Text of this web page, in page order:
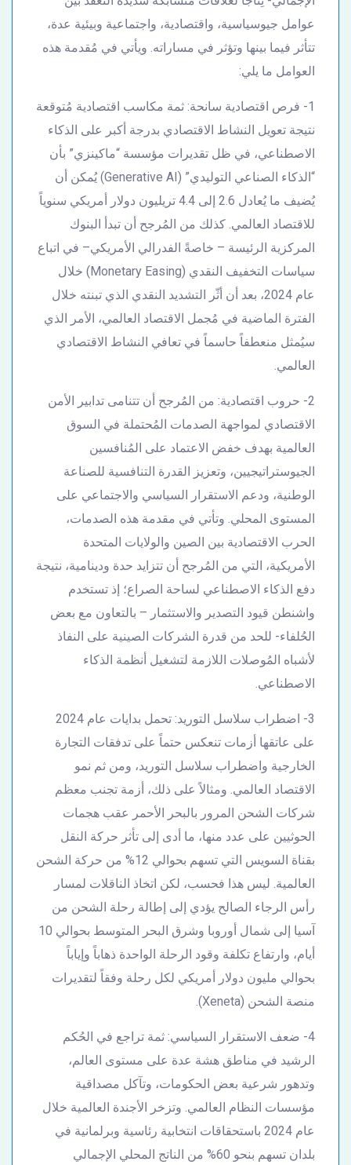
عوامل جيوسياسية، واقتصادية، واجتماعية وبيئية عدة،
تتأثر فيما بينها وتؤثر في مساراته. ويأتي في مُقدمة هذه
العوامل ما يلي:
1- فرص اقتصادية سانحة: ثمة مكاسب اقتصادية مُتوقعة
نتيجة تعويل النشاط الاقتصادي بدرجة أكبر على الذكاء
الاصطناعي، في ظل تقديرات مؤسسة “ماكينزي” بأن
“الذكاء الصناعي التوليدي” (Generative AI) يُمكن أن
يُضيف ما يُعادل 2.6 إلى 4.4 تريليون دولار أمريكي سنوياً
للاقتصاد العالمي. كذلك من المُرجح أن تبدأ البنوك
المركزية الرئيسة – خاصةً الفدرالي الأمريكي– في اتباع
سياسات التخفيف النقدي (Monetary Easing) خلال
عام 2024، بعد أن أثّر التشديد النقدي الذي تبنته خلال
الفترة الماضية في مُجمل الاقتصاد العالمي، الأمر الذي
سيُمثل منعطفاً حاسماً في تعافي النشاط الاقتصادي
العالمي.
2- حروب اقتصادية: من المُرجح أن تتنامى تدابير الأمن
الاقتصادي لمواجهة الصدمات المُحتملة في السوق
العالمية بهدف خفض الاعتماد على المُنافسين
الجيوستراتيجيين، وتعزيز القدرة التنافسية للصناعة
الوطنية، ودعم الاستقرار السياسي والاجتماعي على
المستوى المحلي. وتأتي في مقدمة هذه الصدمات،
الحرب الاقتصادية بين الصين والولايات المتحدة
الأمريكية، التي من المُرجح أن تتزايد حدة ودينامية، نتيجة
دفع الذكاء الاصطناعي لساحة الصراع؛ إذ تستخدم
واشنطن قيود التصدير والاستثمار – بالتعاون مع بعض
الحُلفاء- للحد من قدرة الشركات الصينية على النفاذ
لأشباه المُوصلات اللازمة لتشغيل أنظمة الذكاء
الاصطناعي.
3- اضطراب سلاسل التوريد: تحمل بدايات عام 2024
على عاتقها أزمات تنعكس حتماً على تدفقات التجارة
الخارجية واضطراب سلاسل التوريد، ومن ثم نمو
الاقتصاد العالمي. ومثالاً على ذلك، أزمة تجنب معظم
شركات الشحن المرور بالبحر الأحمر عقب هجمات
الحوثيين على عدد منها، ما أدى إلى تأثر حركة النقل
بقناة السويس التي تسهم بحوالي 12% من حركة الشحن
العالمية. ليس هذا فحسب، لكن اتخاذ الناقلات لمسار
رأس الرجاء الصالح يؤدي إلى إطالة رحلة الشحن من
آسيا إلى شمال أوروبا وشرق البحر المتوسط بحوالي 10
أيام، وارتفاع تكلفة وقود الرحلة الواحدة ذهاباً وإياباً
بحوالي مليون دولار أمريكي لكل رحلة وفقاً لتقديرات
منصة الشحن (Xeneta).
4- ضعف الاستقرار السياسي: ثمة تراجع في الحُكم
الرشيد في مناطق هشة عدة على مستوى العالم،
وتدهور شرعية بعض الحكومات، وتآكل مصداقية
مؤسسات النظام العالمي. وتزخر الأجندة العالمية خلال
عام 2024 باستحقاقات انتخابية رئاسية وبرلمانية في
بلدان تسهم بنحو 60% من الناتج المحلي الإجمالي